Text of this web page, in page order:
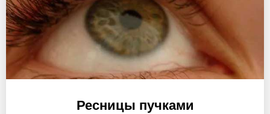
Ресницы пучками